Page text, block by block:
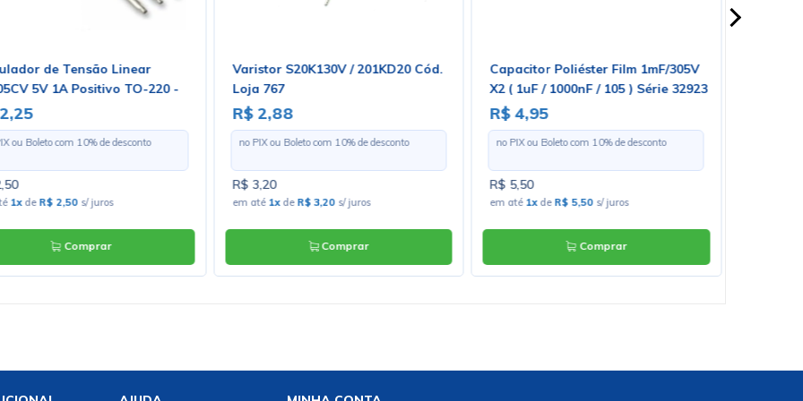
de Tensão Linear
5V 1A Positivo TO-220 -
Loja 03
ou Boleto com 10% de desconto
1xde R$ 2,50 s/ juros
Comprar
Varistor S20K130V / 201KD20 Cód.
Loja 767
R$ 2,88
no PIX ou Boleto com 10% de desconto
R$ 3,20
em até 1xde R$ 3,20 s/ juros
Comprar
Capacitor Poliéster Film 1mF/305V
X2 ( 1uF / 1000nF / 105 ) Série 32923
R$ 4,95
no PIX ou Boleto com 10% de desconto
R$ 5,50
em até 1xde R$ 5,50 s/ juros
Comprar